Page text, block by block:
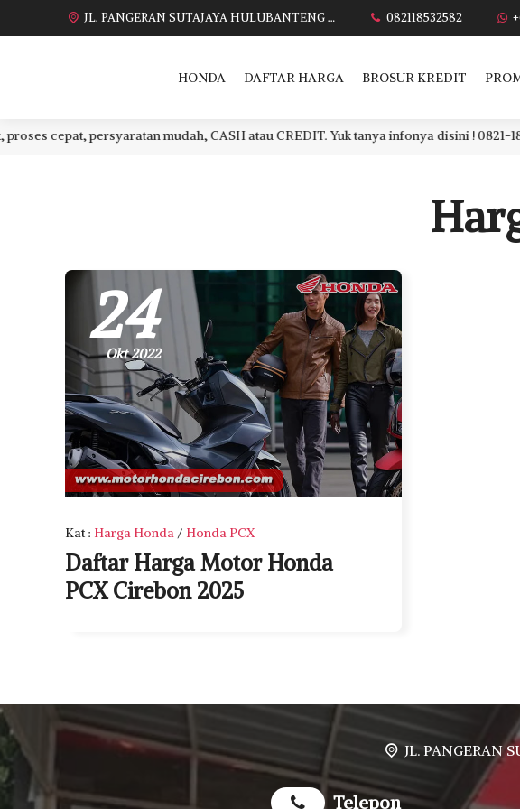
JL. PANGERAN SUTAJAYA HULUBANTENG LOR PABUARAN CIREBON TIMUR, Ds. Babakan gebang cirebon Gebang udik cirebon Ciledug cirebon Karang wareng cirebon 082118532582
HONDA DAFTAR HARGA BROSUR KREDIT
cepat, persyaratan mudah, CASH atau CREDIT. Yuk tanya infonya disini ! 0821-1853-
24
Okt 2022
Kat : Harga Honda / Honda PCX
Daftar Harga Motor Honda
PCX Cirebon 2025
JL. PANGERAN SUTAJAYA
Telepon